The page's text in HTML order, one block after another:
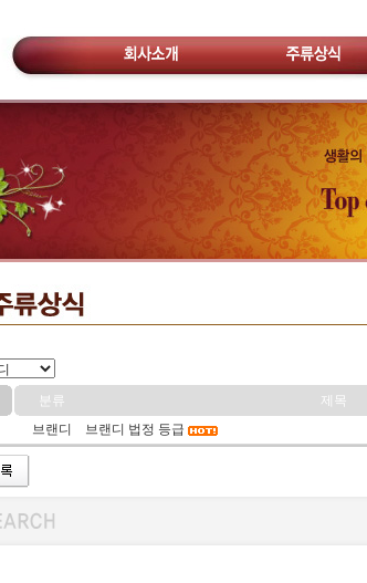
분류 제목
브랜디
브랜디 법정 등급